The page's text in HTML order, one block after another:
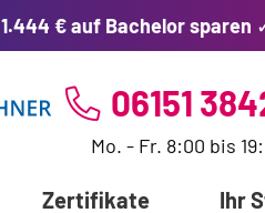
1.444 € auf Bachelor sparen
06151
Mo. - Fr. 8:00 bis
Zertifikate Ihr